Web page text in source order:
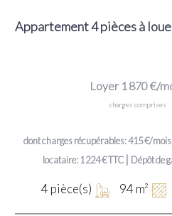
Appartement 4 pièces à
Loyer 1 870 €/
charges comprises
dont charges récupérables: 415 €/mois
locataire: 1 224 € TTC | Dépôt de
4 pièce(s) 94 m²